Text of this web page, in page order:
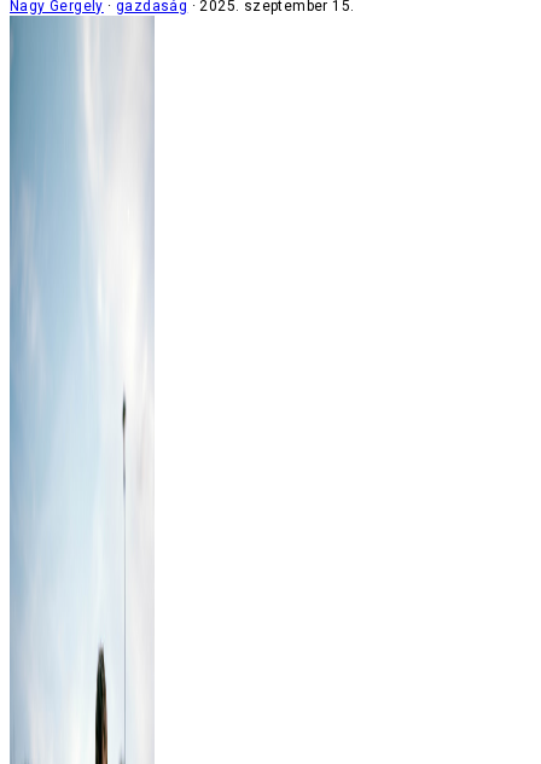
Nagy Gergely gazdaság 2025. szeptember 15.